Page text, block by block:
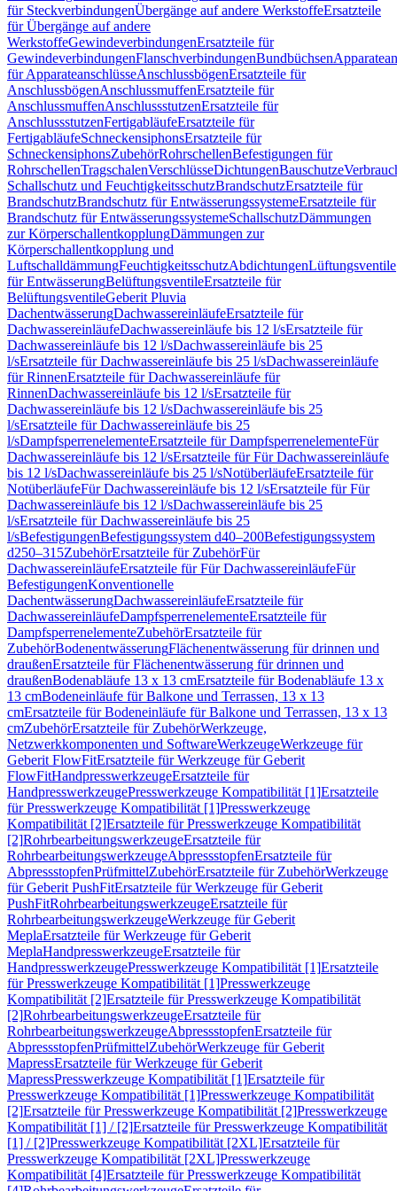
für SteckverbindungenÜbergänge auf andere WerkstoffeErsatzteile
für Übergänge auf andere
WerkstoffeGewindeverbindungenErsatzteile für
GewindeverbindungenFlanschverbindungenBundbüchsen
für ApparateanschlüsseAnschlussbögenErsatzteile für
AnschlussbögenAnschlussmuffenErsatzteile für
AnschlussmuffenAnschlussstutzenErsatzteile für
AnschlussstutzenFertigabläufeErsatzteile für
FertigabläufeSchneckensiphonsErsatzteile für
SchneckensiphonsZubehörRohrschellenBefestigungen für
RohrschellenTragschalenVerschlüsseDichtungenBauschutze
Schallschutz und FeuchtigkeitsschutzBrandschutzErsatzteile für
BrandschutzBrandschutz für EntwässerungssystemeErsatzteile für
Brandschutz für EntwässerungssystemeSchallschutzDämmungen
zur KörperschallentkopplungDämmungen zur
Körperschallentkopplung und
LuftschalldämmungFeuchtigkeitsschutzAbdichtungenLüftungsventile
für EntwässerungBelüftungsventileErsatzteile für
BelüftungsventileGeberit Pluvia
DachentwässerungDachwassereinläufeErsatzteile für
DachwassereinläufeDachwassereinläufe bis 12 l/sErsatzteile für
Dachwassereinläufe bis 12 l/sDachwassereinläufe bis 25
l/sErsatzteile für Dachwassereinläufe bis 25 l/sDachwassereinläufe
für RinnenErsatzteile für Dachwassereinläufe für
RinnenDachwassereinläufe bis 12 l/sErsatzteile für
Dachwassereinläufe bis 12 l/sDachwassereinläufe bis 25
l/sErsatzteile für Dachwassereinläufe bis 25
l/sDampfsperrenelementeErsatzteile für DampfsperrenelementeFür
Dachwassereinläufe bis 12 l/sErsatzteile für Für Dachwassereinläufe
bis 12 l/sDachwassereinläufe bis 25 l/sNotüberläufeErsatzteile für
NotüberläufeFür Dachwassereinläufe bis 12 l/sErsatzteile für Für
Dachwassereinläufe bis 12 l/sDachwassereinläufe bis 25
l/sErsatzteile für Dachwassereinläufe bis 25
l/sBefestigungenBefestigungssystem d40–200Befestigungssystem
d250–315ZubehörErsatzteile für ZubehörFür
DachwassereinläufeErsatzteile für Für DachwassereinläufeFür
BefestigungenKonventionelle
DachentwässerungDachwassereinläufeErsatzteile für
DachwassereinläufeDampfsperrenelementeErsatzteile für
DampfsperrenelementeZubehörErsatzteile für
ZubehörBodenentwässerungFlächenentwässerung für drinnen und
draußenErsatzteile für Flächenentwässerung für drinnen und
draußenBodenabläufe 13 x 13 cmErsatzteile für Bodenabläufe 13 x
13 cmBodeneinläufe für Balkone und Terrassen, 13 x 13
cmErsatzteile für Bodeneinläufe für Balkone und Terrassen, 13 x 13
cmZubehörErsatzteile für ZubehörWerkzeuge,
Netzwerkkomponenten und SoftwareWerkzeugeWerkzeuge für
Geberit FlowFitErsatzteile für Werkzeuge für Geberit
FlowFitHandpresswerkzeugeErsatzteile für
HandpresswerkzeugePresswerkzeuge Kompatibilität [1]Ersatzteile
für Presswerkzeuge Kompatibilität [1]Presswerkzeuge
Kompatibilität [2]Ersatzteile für Presswerkzeuge Kompatibilität
[2]RohrbearbeitungswerkzeugeErsatzteile für
RohrbearbeitungswerkzeugeAbpressstopfenErsatzteile für
AbpressstopfenPrüfmittelZubehörErsatzteile für ZubehörWerkzeuge
für Geberit PushFitErsatzteile für Werkzeuge für Geberit
PushFitRohrbearbeitungswerkzeugeErsatzteile für
RohrbearbeitungswerkzeugeWerkzeuge für Geberit
MeplaErsatzteile für Werkzeuge für Geberit
MeplaHandpresswerkzeugeErsatzteile für
HandpresswerkzeugePresswerkzeuge Kompatibilität [1]Ersatzteile
für Presswerkzeuge Kompatibilität [1]Presswerkzeuge
Kompatibilität [2]Ersatzteile für Presswerkzeuge Kompatibilität
[2]RohrbearbeitungswerkzeugeErsatzteile für
RohrbearbeitungswerkzeugeAbpressstopfenErsatzteile für
AbpressstopfenPrüfmittelZubehörWerkzeuge für Geberit
MapressErsatzteile für Werkzeuge für Geberit
MapressPresswerkzeuge Kompatibilität [1]Ersatzteile für
Presswerkzeuge Kompatibilität [1]Presswerkzeuge Kompatibilität
[2]Ersatzteile für Presswerkzeuge Kompatibilität [2]Presswerkzeuge
Kompatibilität [1] / [2]Ersatzteile für Presswerkzeuge Kompatibilität
[1] / [2]Presswerkzeuge Kompatibilität [2XL]Ersatzteile für
Presswerkzeuge Kompatibilität [2XL]Presswerkzeuge
Kompatibilität [4]Ersatzteile für Presswerkzeuge Kompatibilität